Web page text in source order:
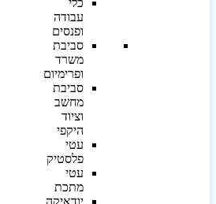
כלי
עבודה
ופנסים
סביבת
משרד
ופרימיום
סביבת
מחשב
וציוד
היקפי
עטי
פלסטיק
עטי
מתכת
יודאיקה